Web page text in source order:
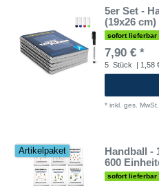
5er Set -
(19x26 cm)
sofort lieferbar
7,90 € *
5 Stück | 1,58
* inkl. ges. MwSt.
Artikelpaket
Handball -
600
sofort lieferbar